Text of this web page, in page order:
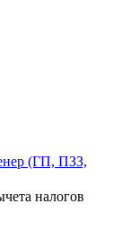
(ГП, ПЗЗ,
налогов